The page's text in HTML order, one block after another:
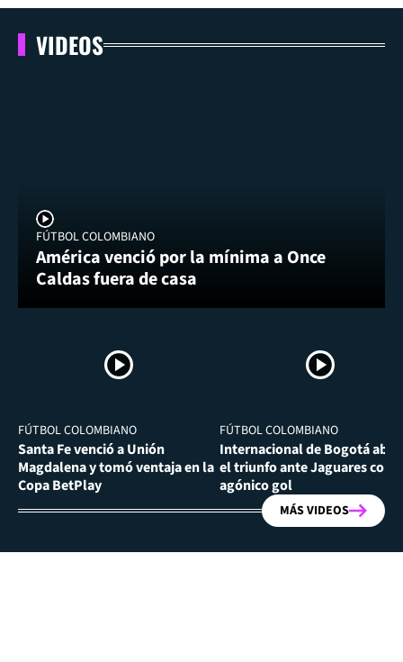
VIDEOS
FÚTBOL COLOMBIANO
América venció por la mínima a Once
Caldas fuera de casa
FÚTBOL COLOMBIANO
Santa Fe venció a Unión
Magdalena y tomó ventaja en la
Copa BetPlay
FÚTBOL COLOMBIANO
Internacional de Bogotá
el triunfo ante Jaguares con
agónico gol
MÁS VIDEOS